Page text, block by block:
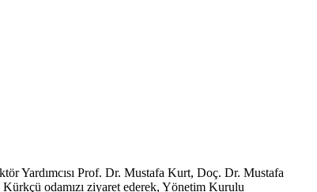
Yardımcısı Prof. Dr. Mustafa Kurt, Doç. Dr. Mustafa
odamızı ziyaret ederek, Yönetim Kurulu